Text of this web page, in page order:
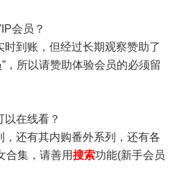
会员？
到账，但经过长期观察赞助了
，所以请赞助体验会员的必须留
以在线看？
还有其内购番外系列，还有各
合集，请善用搜索功能(新手会员